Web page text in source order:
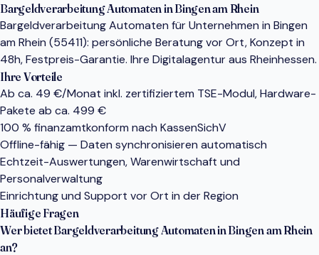
Bargeldverarbeitung Automaten in Bingen am Rhein
Bargeldverarbeitung Automaten für Unternehmen in Bingen
am Rhein (55411): persönliche Beratung vor Ort, Konzept in
48h, Festpreis-Garantie. Ihre Digitalagentur aus Rheinhessen.
Ihre Vorteile
Ab ca. 49 €/Monat inkl. zertifiziertem TSE-Modul, Hardware-
Pakete ab ca. 499 €
100 % finanzamtkonform nach KassenSichV
Offline-fähig — Daten synchronisieren automatisch
Echtzeit-Auswertungen, Warenwirtschaft und
Personalverwaltung
Einrichtung und Support vor Ort in der Region
Häufige Fragen
Wer bietet Bargeldverarbeitung Automaten in Bingen am Rhein
an?